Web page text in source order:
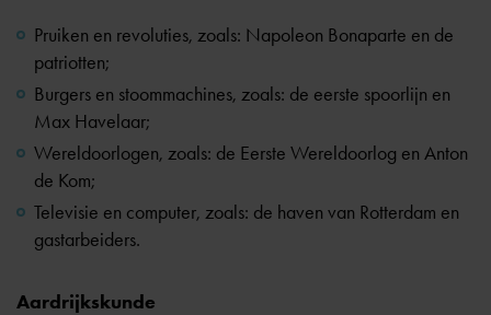
Pruiken en revoluties, zoals: Napoleon Bonaparte en de
patriotten;
Burgers en stoommachines, zoals: de eerste spoorlijn en
Max Havelaar;
Wereldoorlogen, zoals: de Eerste Wereldoorlog en Anton
de Kom;
Televisie en computer, zoals: de haven van Rotterdam en
gastarbeiders.
Aardrijkskunde